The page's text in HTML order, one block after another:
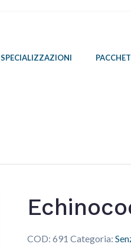
SPECIALIZZAZIONI
COD: 691 Categoria: